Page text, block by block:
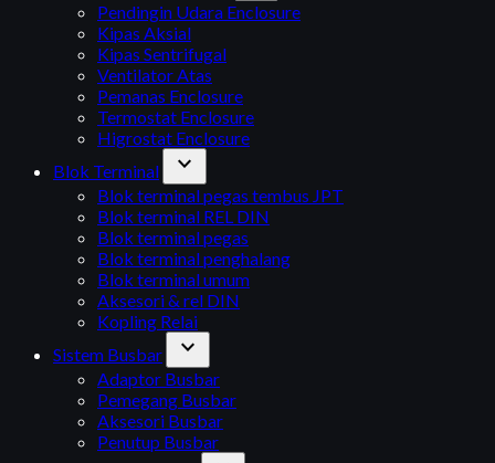
Pendingin Udara Enclosure
Kipas Aksial
Kipas Sentrifugal
Ventilator Atas
Pemanas Enclosure
Termostat Enclosure
Higrostat Enclosure
Blok Terminal
expand_more
Blok terminal pegas tembus JPT
Blok terminal REL DIN
Blok terminal pegas
Blok terminal penghalang
Blok terminal umum
Aksesori & rel DIN
Kopling Relai
Sistem Busbar
expand_more
Adaptor Busbar
Pemegang Busbar
Aksesori Busbar
Penutup Busbar